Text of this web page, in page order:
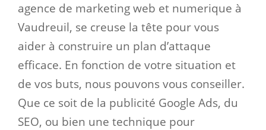
agence de marketing web et numerique à
Vaudreuil, se creuse la tête pour vous
aider à construire un plan d’attaque
efficace. En fonction de votre situation et
de vos buts, nous pouvons vous conseiller.
Que ce soit de la publicité Google Ads, du
SEO, ou bien une technique pour